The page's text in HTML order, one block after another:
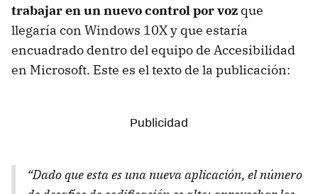
trabajar en un nuevo control por voz que
llegaría con Windows 10X y que estaría
encuadrado dentro del equipo de Accesibilidad
en Microsoft. Este es el texto de la publicación:
“Dado que esta es una nueva aplicación, el número